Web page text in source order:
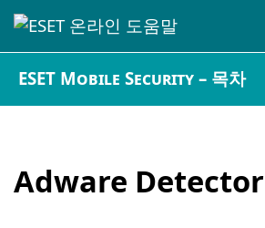
ESET Mobile Security – 목차
Adware Detector